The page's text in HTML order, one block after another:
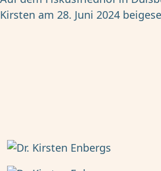
Kirsten am 28. Juni 2024